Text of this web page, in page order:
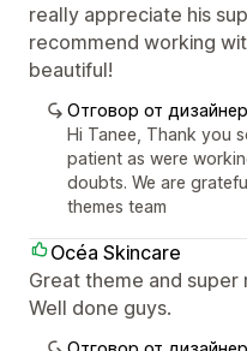
really appreciate his
recommend working
beautiful!
Отговор от
Hi Tanee, Thank you
patient as were
doubts. We are
themes team
Océa Skincare
Great theme and
Well done guys.